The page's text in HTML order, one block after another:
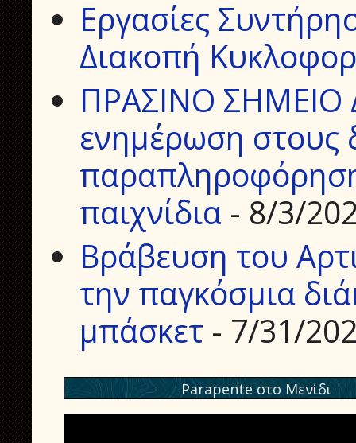
Εργασίες
Διακοπή
ΠΡΑΣΙΝΟ
ενημέρωση στους
παιχνίδια - 8/3/
Βράβευση του
την παγκόσμια
μπάσκετ - 7/31/
Parapente στο Μενίδι